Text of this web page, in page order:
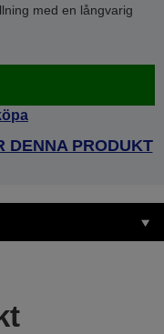
med en långvarig
DENNA PRODUKT